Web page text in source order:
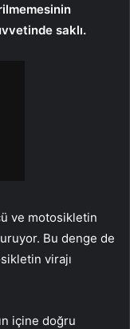
saklı.
ve motosikletin
Bu denge de
virajı
içine doğru